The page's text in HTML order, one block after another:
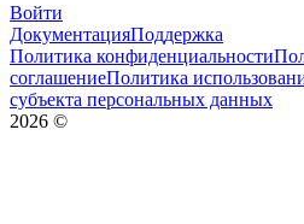
Войти
ДокументацияПоддержка
Политика конфиденциальности
соглашениеПолитика
субъекта персональных данных
2026 ©